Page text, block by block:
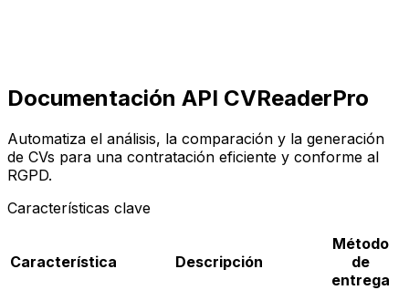
Documentación API CVReaderPro
Automatiza el análisis, la comparación y la generación
de CVs para una contratación eficiente y conforme al
RGPD.
Características clave
Característica Descripción
Método
de
entrega